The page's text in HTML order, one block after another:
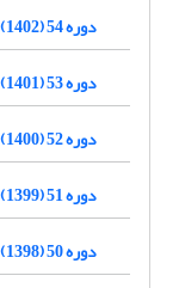
دوره 54 (1402)
دوره 53 (1401)
دوره 52 (1400)
دوره 51 (1399)
دوره 50 (1398)